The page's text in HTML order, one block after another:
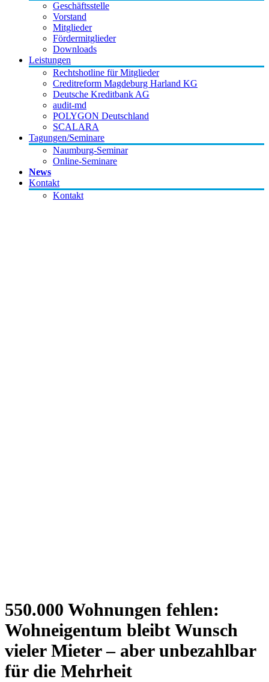
Geschäftsstelle
Vorstand
Mitglieder
Fördermitglieder
Downloads
Leistungen
Rechtshotline für Mitglieder
Creditreform Magdeburg Harland KG
Deutsche Kreditbank AG
audit-md
POLYGON Deutschland
SCALARA
Tagungen/Seminare
Naumburg-Seminar
Online-Seminare
News
Kontakt
Kontakt
550.000 Wohnungen fehlen:
Wohneigentum bleibt Wunsch
vieler Mieter – aber unbezahlbar
für die Mehrheit